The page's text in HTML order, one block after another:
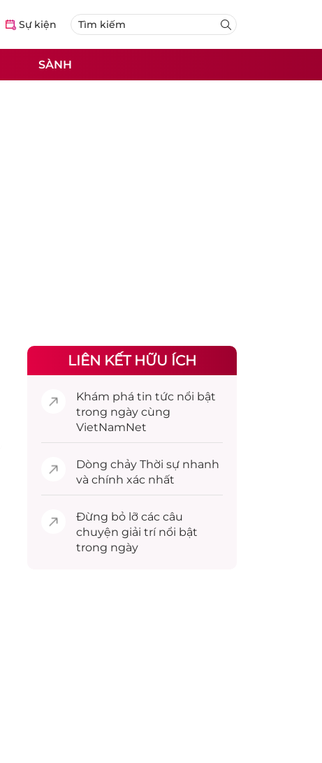
Sự kiện
SÀNH
LIÊN KẾT HỮU ÍCH
Khám phá tin tức nổi bật
trong ngày cùng
VietNamNet
Dòng chảy Thời sự nhanh
và chính xác nhất
Đừng bỏ lỡ các câu
chuyện giải trínổi bật
trong ngày